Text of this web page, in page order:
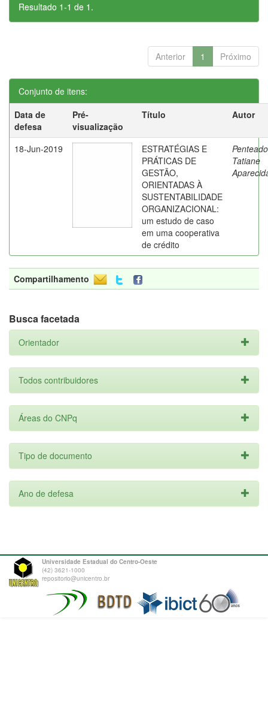
Resultado 1-1 de 1.
Anterior 1 Próximo
Conjunto de itens:
Data de
defesa
Pré-
visualização
Título Autor
18-Jun-2019
ESTRATÉGIAS E
PRÁTICAS DE
GESTÃO,
ORIENTADAS À
SUSTENTABILIDADE
ORGANIZACIONAL:
um estudo de caso
em uma cooperativa
de crédito
Tatiane
Compartilhamento
Busca facetada
Orientador
Todos contribuidores
Áreas do CNPq
Tipo de documento
Ano de defesa
Universidade Estadual do Centro-Oeste
(42) 3621-1000
repositorio@unicentro.br